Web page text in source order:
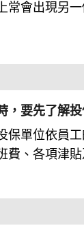
常會出現另
，要先了解投
保單位依員
費、各項津